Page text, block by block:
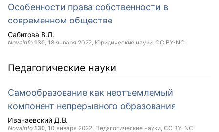
Особенности права собственности в
современном обществе
Сабитова В.Л.
NovaInfo 130, 18 января 2022, Юридические науки, CC BY-NC
Педагогические науки
Самообразование как неотъемлемый
компонент непрерывного образования
Иванаевский Д.В.
NovaInfo 130, 10 января 2022, Педагогические науки, CC BY-NC